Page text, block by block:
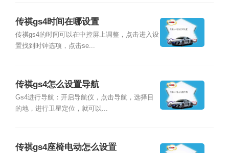
传祺gs4时间在哪设置
传祺gs4的时间可以在中控屏上调整，点击进入设
置找到时钟选项，点击se...
传祺gs4怎么设置导航
Gs4进行导航：开启导航仪，点击导航，选择目
的地，进行卫星定位，就可以...
传祺gs4座椅电动怎么设置